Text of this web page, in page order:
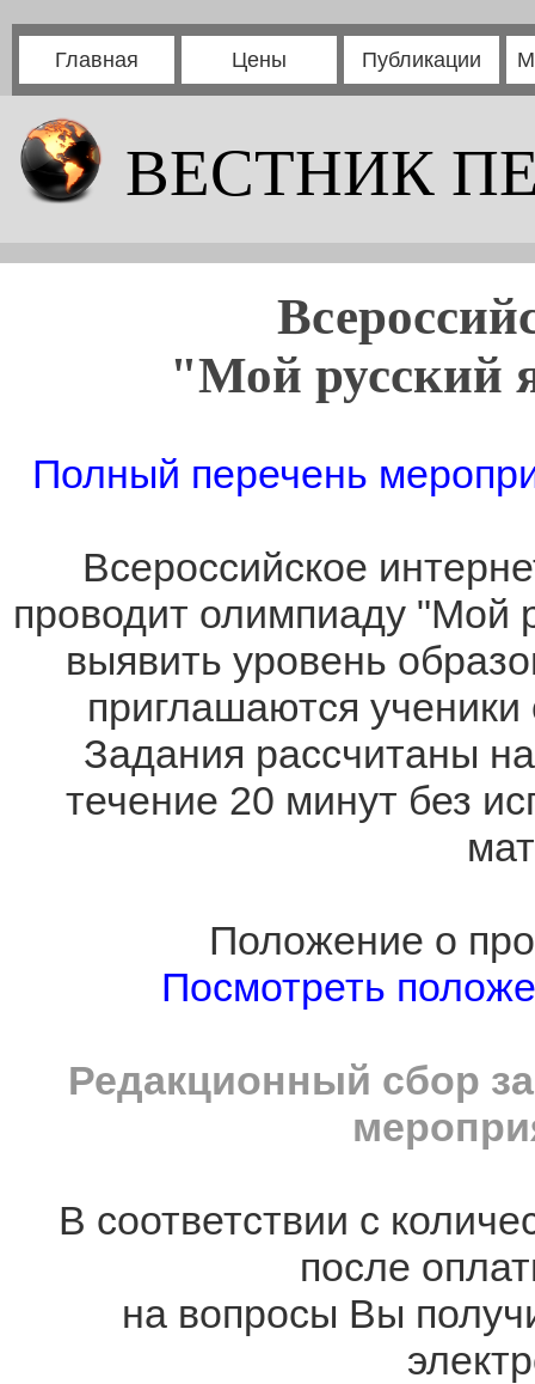
Главная Цены Публикации
ВЕСТНИК
"Мой русский
Полный перечень
Всероссийское
проводит олимпиаду "Мой
выявить уровень
приглашаются
Задания рассчитаны
течение 20 минут без
Положение о
Посмотреть
Редакционный сбор
В соответствии с
после
на вопросы Вы